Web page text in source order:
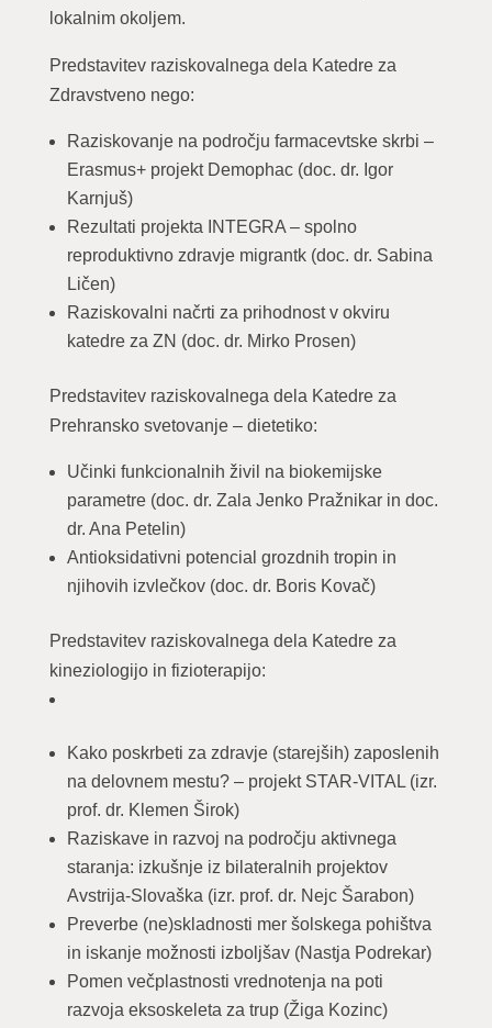
lokalnim okoljem.
Predstavitev raziskovalnega dela Katedre za
Zdravstveno nego:
Raziskovanje na področju farmacevtske skrbi –
Erasmus+ projekt Demophac (doc. dr. Igor
Karnjuš)
Rezultati projekta INTEGRA – spolno
reproduktivno zdravje migrantk (doc. dr. Sabina
Ličen)
Raziskovalni načrti za prihodnost v okviru
katedre za ZN (doc. dr. Mirko Prosen)
Predstavitev raziskovalnega dela Katedre za
Prehransko svetovanje – dietetiko:
Učinki funkcionalnih živil na biokemijske
parametre (doc. dr. Zala Jenko Pražnikar in doc.
dr. Ana Petelin)
Antioksidativni potencial grozdnih tropin in
njihovih izvlečkov (doc. dr. Boris Kovač)
Predstavitev raziskovalnega dela Katedre za
kineziologijo in fizioterapijo:
Kako poskrbeti za zdravje (starejših) zaposlenih
na delovnem mestu? – projekt STAR-VITAL (izr.
prof. dr. Klemen Širok)
Raziskave in razvoj na področju aktivnega
staranja: izkušnje iz bilateralnih projektov
Avstrija-Slovaška (izr. prof. dr. Nejc Šarabon)
Preverbe (ne)skladnosti mer šolskega pohištva
in iskanje možnosti izboljšav (Nastja Podrekar)
Pomen večplastnosti vrednotenja na poti
razvoja eksoskeleta za trup (Žiga Kozinc)